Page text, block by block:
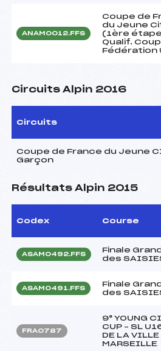
ANAM0012.FFS
Coupe de
du Jeune
(1ère
Qualif.
Fédération
Circuits Alpin 2016
Circuits
Coupe de France du Jeune
Garçon
Résultats Alpin 2015
Codex Course
ASAM0492.FFS
Finale
des
ASAM0491.FFS
Finale
des
FRA0787
9° YOUNG
CUP – SL
DE LA VILLE
MARSEILLE